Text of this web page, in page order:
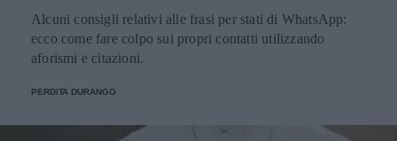
Alcuni consigli relativi alle frasi per stati di WhatsApp:
ecco come fare colpo sui propri contatti utilizzando
aforismi e citazioni.
PERDITA DURANGO